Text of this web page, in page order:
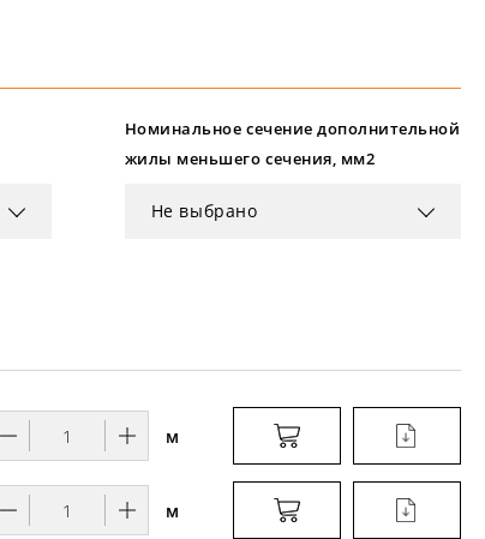
Номинальное сечение дополнительной
жилы меньшего сечения, мм2
Не выбрано
м
м